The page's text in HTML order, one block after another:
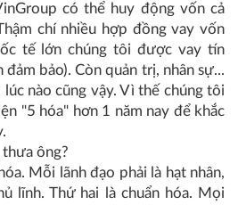
có thể huy động vốn cả
chí nhiều hợp đồng vay vốn
tế lớn chúng tôi được vay tín
đảm bảo). Còn quản trị, nhân sự...
nào cũng vậy. Vì thế chúng tôi
"5 hóa" hơn 1 năm nay để khắc
thưa ông?
Mỗi lãnh đạo phải là hạt nhân,
lĩnh. Thứ hai là chuẩn hóa. Mọi